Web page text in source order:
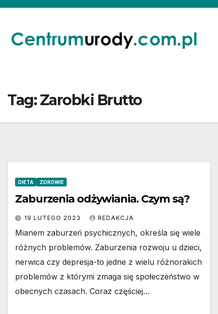
Skip
content
Tag:Zarobki Brutto
DIETA ZDROWIE
Zaburzenia odżywiania. Czym są?
19 LUTEGO 2023 REDAKCJA
Mianem zaburzeń psychicznych, określa się wiele
różnych problemów. Zaburzenia rozwoju u dzieci,
nerwica czy depresja-to jedne z wielu różnorakich
problemów z którymi zmaga się społeczeństwo w
obecnych czasach. Coraz częściej…